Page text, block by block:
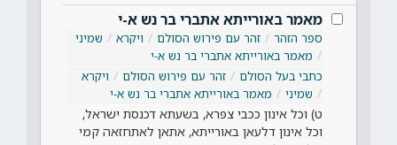
מאמר באורייתא אתברי בר נש א-י
ספר הזהר זהר עם פירוש הסולם ויקרא
שמיני
מאמר באורייתא אתברי בר נש א-י
כתבי בעל הסולם
זהר עם פירוש הסולם
ויקרא
שמיני
מאמר באורייתא אתברי בר נש א-י
ט) וכל אינון ככבי צפרא, בשעתא דכנסת ישראל,
וכל אינון דלעאן באורייתא, אתאן לאתחזאה קמי